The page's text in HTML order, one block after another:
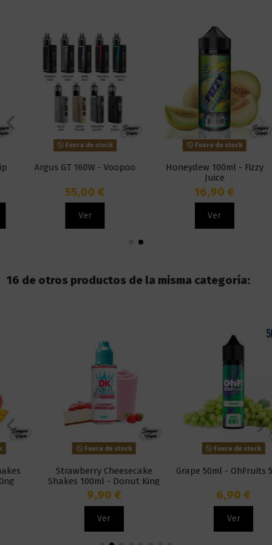
Fuera de stock
Argus GT 160W - Voopoo
55,00 €
Fuera de stock
Honeydew 100ml - Fizzy
Juice
16,90 €
16 de otros productos de la misma categoría:
Fuera de stock
Strawberry Cheesecake
Shakes 100ml - Donut King
9,90 €
Fuera de stock
Grape 50ml - OhFruits 50/50
6,90 €